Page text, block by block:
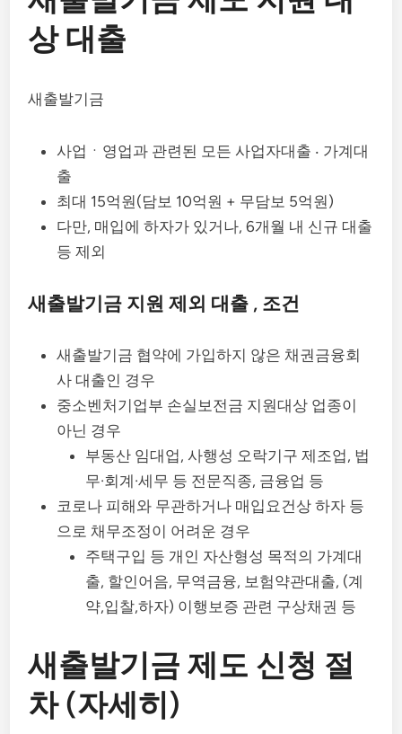
상 대출
새출발기금
사업ㆍ영업과 관련된 모든 사업자대출 ‧ 가계대
출
최대 15억원(담보 10억원 + 무담보 5억원)
다만, 매입에 하자가 있거나, 6개월 내 신규 대출
등 제외
새출발기금 지원 제외 대출 , 조건
새출발기금 협약에 가입하지 않은 채권금융회
사 대출인 경우
중소벤처기업부 손실보전금 지원대상 업종이
아닌 경우
부동산 임대업, 사행성 오락기구 제조업, 법
무·회계·세무 등 전문직종, 금융업 등
코로나 피해와 무관하거나 매입요건상 하자 등
으로 채무조정이 어려운 경우
주택구입 등 개인 자산형성 목적의 가계대
출, 할인어음, 무역금융, 보험약관대출, (계
약,입찰,하자) 이행보증 관련 구상채권 등
새출발기금 제도 신청 절
차 (자세히)